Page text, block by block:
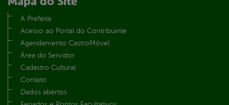
A Prefeita
Acesso ao Portal do Contribuinte
Agendamento CastroMóvel
Área do Servidor
Cadastro Cultural
Contato
Dados abertos